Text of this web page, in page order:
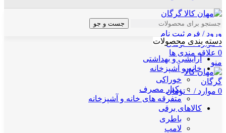
جست و جو
ورود / فرم ثبت نام
0 موارد / ۰ تومان
0 علاقه مندی ها
منو
0 موارد / ۰ تومان
دسته بندی محصولات
آرایشی و بهداشتی
خانه و آشپزخانه
خوراکی
یکبار مصرف
متفرقه های خانه و آشپزخانه
کالاهای برقی
باطری
لامپ